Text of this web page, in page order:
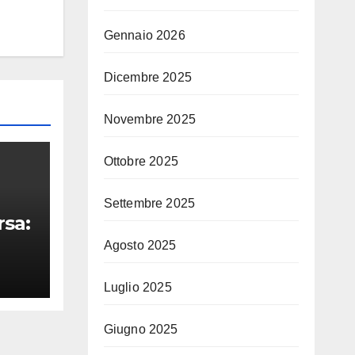
Gennaio 2026
Dicembre 2025
Novembre 2025
Ottobre 2025
Settembre 2025
Agosto 2025
Luglio 2025
Giugno 2025